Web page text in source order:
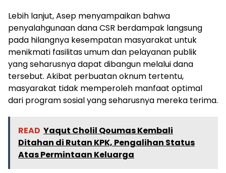
Lebih lanjut, Asep menyampaikan bahwa
penyalahgunaan dana CSR berdampak langsung
pada hilangnya kesempatan masyarakat untuk
menikmati fasilitas umum dan pelayanan publik
yang seharusnya dapat dibangun melalui dana
tersebut. Akibat perbuatan oknum tertentu,
masyarakat tidak memperoleh manfaat optimal
dari program sosial yang seharusnya mereka terima.
READ Yaqut Cholil Qoumas Kembali
Ditahan di Rutan KPK, Pengalihan Status
Atas Permintaan Keluarga